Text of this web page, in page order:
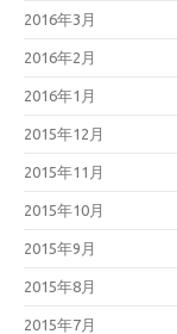
2016年3月
2016年2月
2016年1月
2015年12月
2015年11月
2015年10月
2015年9月
2015年8月
2015年7月